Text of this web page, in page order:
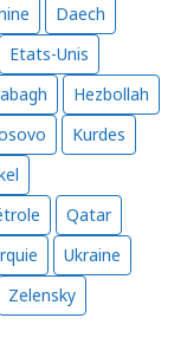
Daech
Etats-Unis
Hezbollah
Kurdes
Qatar
Ukraine
Zelensky